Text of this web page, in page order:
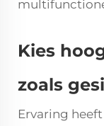
Kies
zoals
Ervaring